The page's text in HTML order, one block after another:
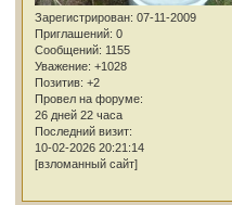
Зарегистрирован: 07-11-2009
Приглашений: 0
Сообщений: 1155
Уважение: +1028
Позитив: +2
Провел на форуме:
26 дней 22 часа
Последний визит:
10-02-2026 20:21:14
[взломанный сайт]